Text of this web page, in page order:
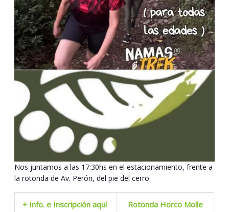
Nos juntamos a las 17:30hs en el estacionamiento, frente a
la rotonda de Av. Perón, del pie del cerro.
+ Info. e Inscripción aquí Rotonda Horco Molle